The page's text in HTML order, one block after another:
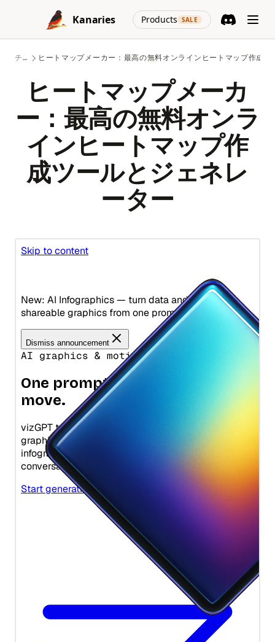
Skip to content
Kanaries
Products SALE
(opens in a
SuperAGI: 自律型AIエージェントの力を解放する
ChatGPT in an Hour?
The Truth About ChatGPT and Plagiarism: Everything You
Need to Know
Top 10 Open Source ChatGPT Alternatives & How to Use
Top 11 Auto GPT Examples that You Cannot Miss Out
Understanding the 'Too Many Signups from the Same IP'
Issue in ChatGPT
Unleashing the Power of AutoGPT Plugins: A
Conundrum: Your Ultimate Troubleshooting Guide
Visual ChatGPT：マルチモーダルインタラクションを通じた画
像の生成と操作
What Does GPT Stand For In Chat GPT? Explained in 1 Min
What is a High Perplexity Score in GPT Zero? Learn How to
Detect AI Content
Why is ChatGPT Slow? It Might Not Be Your Fault
「Let Me GPT That For You」：面白いツールが実際に機能する
これらのツールを使ってChatGPTのメモリを強化する方法
なぜChatGPTは遅いのか？あなたのせいではないかもしれませ
ん
オフラインChatGPT：どこでもいつでもAIチャットコンパニオ
ン
オープンチャットAI: GPT-3で支えられる対話型AIの未来
カスタムデータによるChatGPTトレーニングガイド-高度なチャ
サインインなしで Chat GPT の使用方法
チャットGPTにおけるGPTとは？1分で説明
トップ10のオープンソースChatGPTの代替品とその使い方
パーソナライズされたGPT: 自分自身のGPTモデルをチューニン
virtualenv, and Conda
Python asyncio: Complete Guide to Asynchronous
Programming
Python asyncio: 非同期プログラミング完全ガイド
Python collections モジュール解説: Counter / defaultdict /
deque / namedtuple ガイド
Python defaultdict: Simplify Dictionary Operations with
Default Values
Python defaultdict：デフォルト値で辞書操作をシンプルにす
Python f-strings: The Complete Guide to Formatted String
Python f-string：フォーマット済み文字列リテラルの完全ガイ
Python heapq: Priority Queues and Heap Operations Made
Simple
Python heapq：優先度キューとヒープ操作をシンプルに
Python itertools: Complete Guide to Iterator Building Blocks
Python map() Function: Transform Iterables with Examples
Python map()関数：例で学ぶイテラブルの変換
Python match-case：構造的パターンマッチングを解説
Python os Module: File and Directory Operations Guide
Python osモジュール：ファイルとディレクトリ操作ガイド
Python subprocess: Run External Commands from Python
(Complete Guide)
Python subprocess：Pythonから外部コマンドを実行する（完
Python unittest: Write and Run Unit Tests (Complete Guide)
Python unittest：ユニットテストの書き方と実行方法（完全ガ
Python zip() Function: Combine Iterables with Examples
Python でディレクトリ内のすべてのファイルを取得する: 高
Python における NLTK トークン分割: ここからすぐに始めよう
Python の pycache を理解する：知っておくべきすべてのこと
チャート ヒートマップメーカー：最高の無料オンラインヒートマップ作成
ヒートマップメーカ
ー：最高の無料オンラ
インヒートマップ作
成ツールとジェネレ
ーター